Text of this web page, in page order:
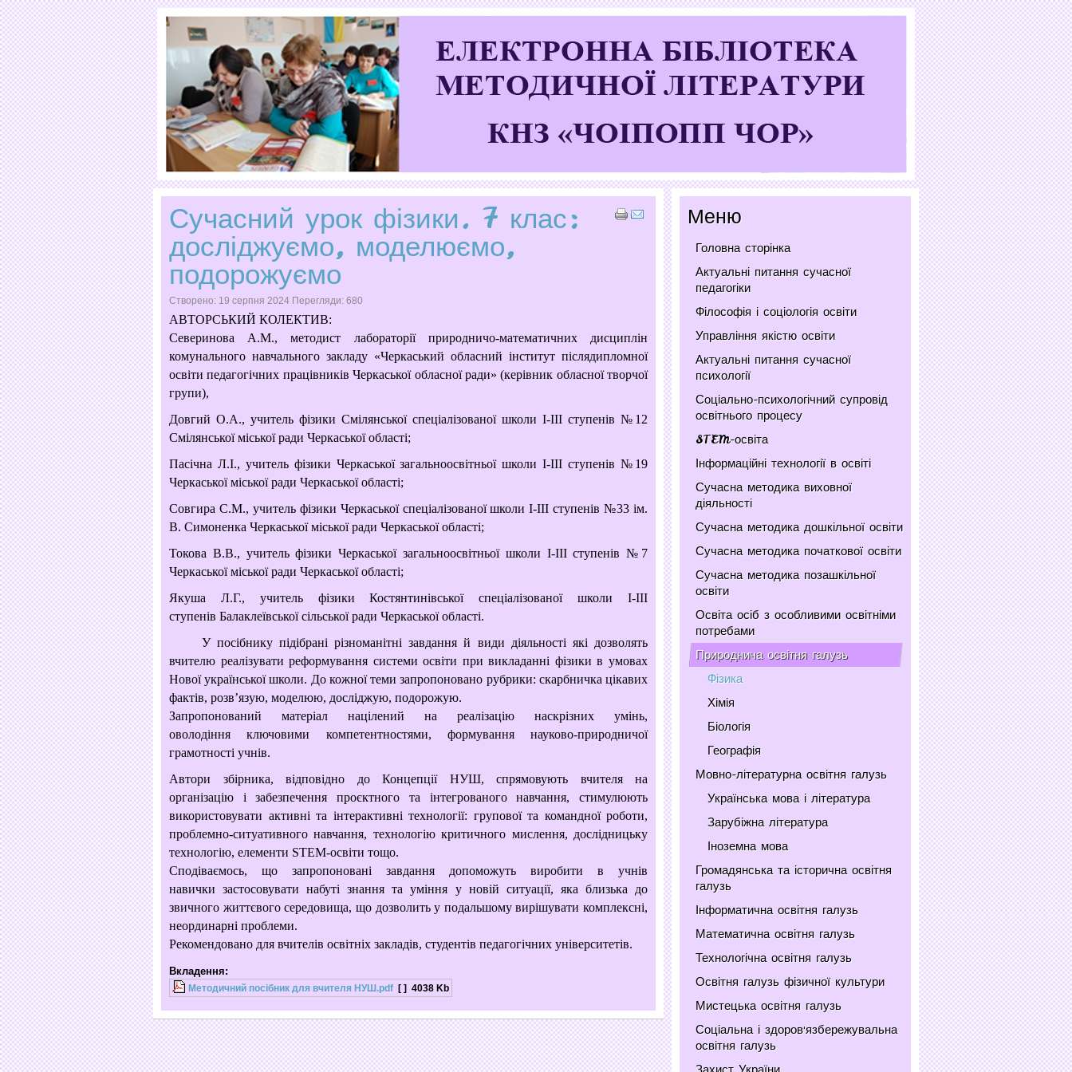
Сучасний урок фізики. 7 клас:
досліджуємо, моделюємо,
подорожуємо
Створено: 19 серпня 2024 Перегляди: 680
АВТОРCЬКИЙ КОЛЕКТИВ:
Северинова А.М., методист лабораторії природничо-математичних дисциплін
комунального навчального закладу «Черкаський обласний інститут післядипломної
освіти педагогічних працівниківЧеркаської обласної ради» (керівник обласної творчої
групи),
Довгий О.А., учитель фізики Смілянської спеціалізованої школи І-ІІІ ступенів №12
Смілянської міської ради Черкаської області;
Пасічна Л.І., учитель фізики Черкаської загальноосвітньої школи І-ІІІ ступенів №19
Черкаськоїміської ради Черкаської області;
Совгира С.М., учитель фізики Черкаської спеціалізованої школи І-ІІІступенів №33 ім.
В. Симоненка Черкаської міської ради Черкаської області;
Токова В.В., учительфізики Черкаської загальноосвітньої школи І-ІІІ ступенів №7
Черкаської міської ради Черкаськоїобласті;
Якуша Л.Г., учитель фізики Костянтинівської спеціалізованої школи І-ІІІ
ступенів Балаклеївської сільської ради Черкаської області.
У посібнику підібрані різноманітні завдання й види діяльності які дозволять
вчителю реалізувати реформування системи освіти при викладанні фізики в умовах
Нової українськоїшколи. До кожної теми запропоновано рубрики: скарбничка цікавих
фактів, розв’язую, моделюю, досліджую, подорожую.
Запропонований матеріал націлений на реалізацію наскрізних умінь,
оволодінняключовими компетентностями, формування науково-природничої
грамотності учнів.
Автори збірника, відповідно до Концепції НУШ, спрямовують вчителя на
організацію і забезпечення проєктного та інтегрованого навчання, стимулюють
використовувати активні та інтерактивні технології: групової та командної роботи,
проблемно-ситуативного навчання, технологію критичного мислення, дослідницьку
технологію, елементи STEM-освіти тощо.
Сподіваємось, що запропоновані завдання допоможуть виробити в учнів
навичкизастосовувати набуті знання та уміння у новій ситуації, яка близька до
звичного життєвогосередовища, що дозволить у подальшому вирішувати комплексні,
неординарні проблеми.
Рекомендовано для вчителів освітніх закладів, студентів педагогічних університетів.
Вкладення:
Методичний посібник для вчителя НУШ.pdf [ ] 4038 Kb
Меню
Головна сторінка
Актуальні питання сучасної
педагогіки
Філософія і соціологія освіти
Управління якістю освіти
Актуальні питання сучасної
психології
Соціально-психологічний супровід
освітнього процесу
STEM-освіта
Інформаційні технології в освіті
Сучасна методика виховної
діяльності
Сучасна методика дошкільної освіти
Сучасна методика початкової освіти
Сучасна методика позашкільної
освіти
Освіта осіб з особливими освітніми
потребами
Природнича освітня галузь
Фізика
Хімія
Біологія
Географія
Мовно-літературна освітня галузь
Українська мова і література
Зарубіжна література
Іноземна мова
Громадянська та історична освітня
галузь
Інформатична освітня галузь
Математична освітня галузь
Технологічна освітня галузь
Освітня галузь фізичної культури
Мистецька освітня галузь
Соціальна і здоров'язбережувальна
освітня галузь